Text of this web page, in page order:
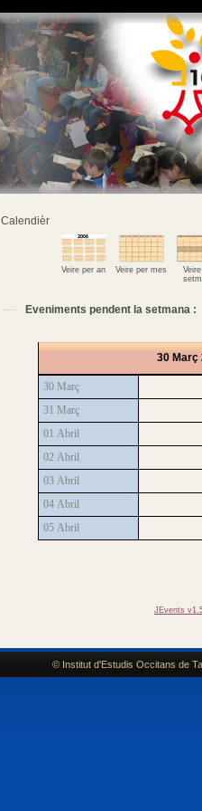
Calendièr
Veire per an Veire per mes
Eveniments pendent la setmana :
30 Març
30 Març
31 Març
01 Abril
02 Abril
03 Abril
04 Abril
05 Abril
JEvents
© Institut d'Estudis Occitans de